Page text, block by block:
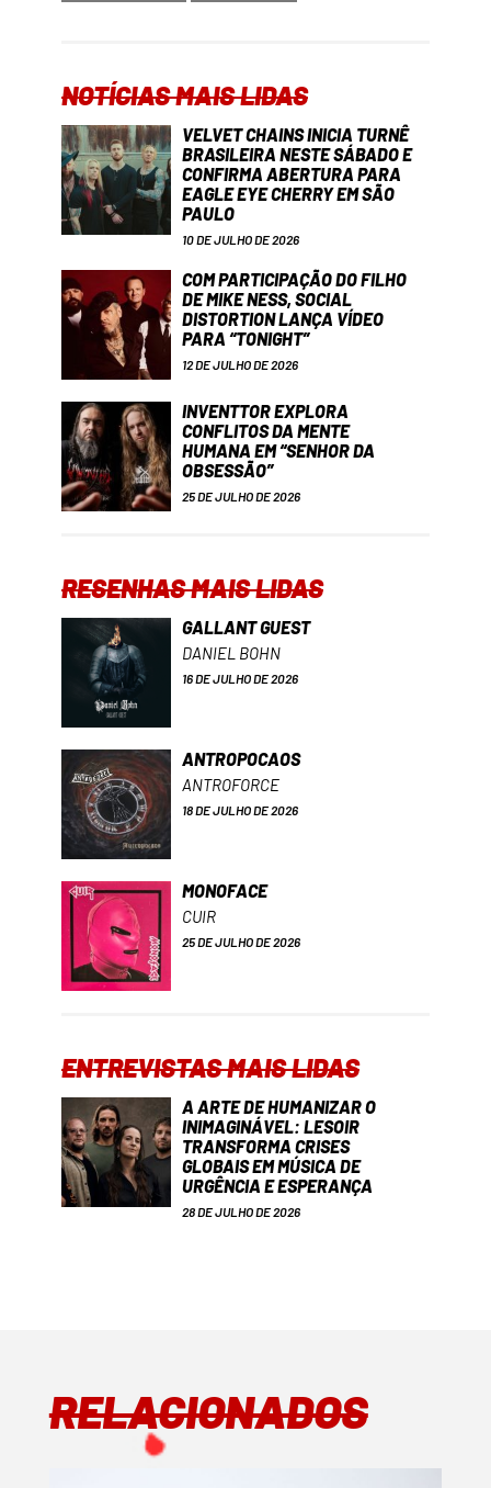
NOTÍCIAS MAIS LIDAS
VELVET CHAINS INICIA TURNÊ
BRASILEIRA NESTE SÁBADO E
CONFIRMA ABERTURA PARA
EAGLE EYE CHERRY EM SÃO
PAULO
10 DE JULHO DE 2026
COM PARTICIPAÇÃO DO FILHO
DE MIKE NESS, SOCIAL
DISTORTION LANÇA VÍDEO
PARA “TONIGHT”
12 DE JULHO DE 2026
INVENTTOR EXPLORA
CONFLITOS DA MENTE
HUMANA EM “SENHOR DA
OBSESSÃO”
25 DE JULHO DE 2026
RESENHAS MAIS LIDAS
GALLANT GUEST
DANIEL BOHN
16 DE JULHO DE 2026
ANTROPOCAOS
ANTROFORCE
18 DE JULHO DE 2026
MONOFACE
CUIR
25 DE JULHO DE 2026
ENTREVISTAS MAIS LIDAS
A ARTE DE HUMANIZAR O
INIMAGINÁVEL: LESOIR
TRANSFORMA CRISES
GLOBAIS EM MÚSICA DE
URGÊNCIA E ESPERANÇA
28 DE JULHO DE 2026
RELACIONADOS